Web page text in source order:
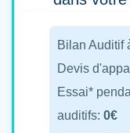
Bilan Auditif
Devis
Essai*
auditifs: 0€